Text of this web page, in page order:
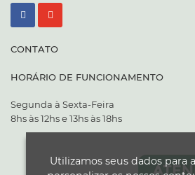
CONTATO
HORÁRIO DE FUNCIONAMENTO
Segunda à Sexta-Feira
8hs às 12hs e 13hs às 18hs
Utilizamos seus dados para